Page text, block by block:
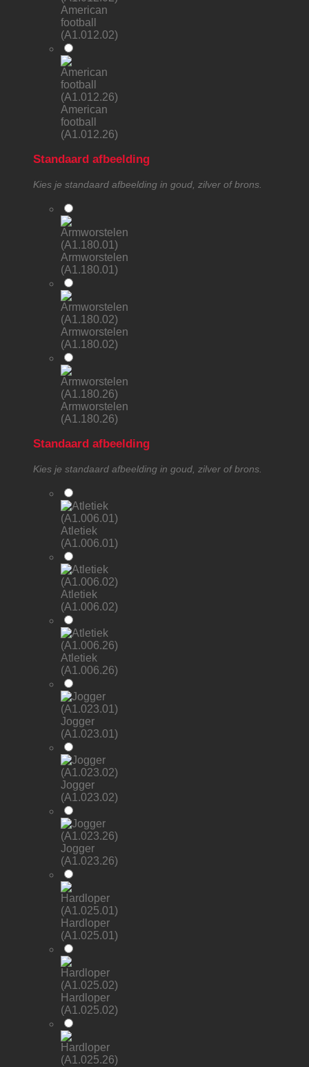
American
football
(A1.012.02)
American
football
(A1.012.26)
Standaard afbeelding
Kies je standaard afbeelding in goud, zilver of brons.
Armworstelen
(A1.180.01)
Armworstelen
(A1.180.02)
Armworstelen
(A1.180.26)
Standaard afbeelding
Kies je standaard afbeelding in goud, zilver of brons.
Atletiek
(A1.006.01)
Atletiek
(A1.006.02)
Atletiek
(A1.006.26)
Jogger
(A1.023.01)
Jogger
(A1.023.02)
Jogger
(A1.023.26)
Hardloper
(A1.025.01)
Hardloper
(A1.025.02)